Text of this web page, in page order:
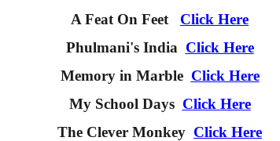
A Feat On Feet
Click Here
Phulmani's India Click Here
Memory in Marble Click Here
My School Days Click Here
The Clever Monkey Click Here